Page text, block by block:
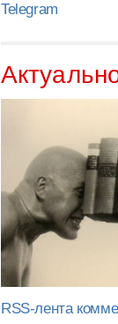
Telegram
RSS-лента